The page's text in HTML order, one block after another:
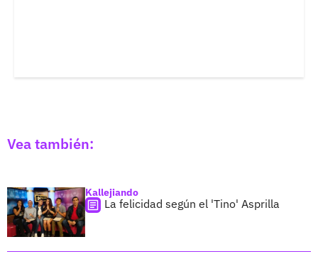
Vea también:
Kallejiando
La felicidad según el 'Tino' Asprilla